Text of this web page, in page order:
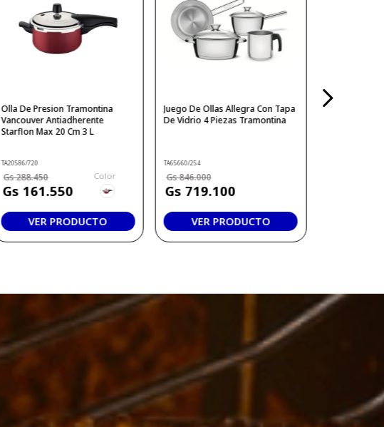
Olla De Presion Tramontina
Vancouver Antiadherente
Starflon Max 20 Cm 3 L
TA20586/720
288.450
161.550
Color
VER PRODUCTO
Juego De Ollas Allegra Con Tapa
De Vidrio 4 Piezas Tramontina
TA65660/254
846.000
719.100
VER PRODUCTO